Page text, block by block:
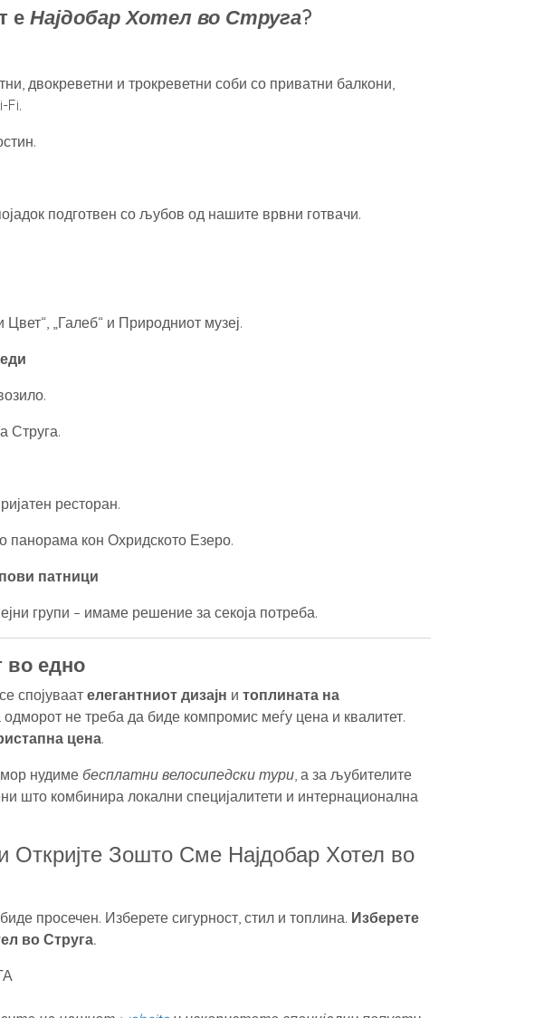
е Најдобар Хотел во Струга?
двокреветни и трокреветни соби со приватни балкони,
Fi.
подготвен со љубов од нашите врвни готвачи.
„Галеб“ и Природниот музеј.
Струга.
ресторан.
кон Охридското Езеро.
патници
групи – имаме решение за секоја потреба.
во едно
спојуваат елегантниот дизајн и топлината на
не треба да биде компромис меѓу цена и квалитет.
цена.
нудиме бесплатни велосипедски тури, а за љубителите
што комбинира локални специјалитети и интернационална
Откријте Зошто Сме Најдобар Хотел во
просечен. Изберете сигурност, стил и топлина. Изберете
во Струга.